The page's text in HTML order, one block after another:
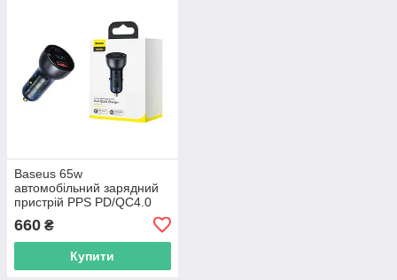
Baseus 65w
автомобільний зарядний
пристрій PPS PD/QC4.0
USB-C/USB-A Particular з
швидкою зарядкою для
ноутбука CCKX-C0G
660 ₴
Купити